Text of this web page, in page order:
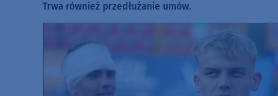
Trwa również przedłużanie umów.